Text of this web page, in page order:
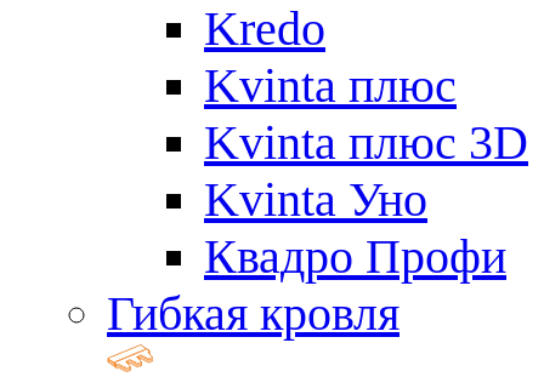
Kredo
Kvinta плюс
Kvinta плюс 3D
Kvinta Уно
Квадро Профи
Гибкая кровля